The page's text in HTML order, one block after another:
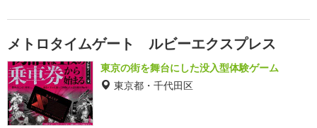
メトロタイムゲート ルビーエクスプレス
東京の街を舞台にした没入型体験ゲーム
東京都・千代田区